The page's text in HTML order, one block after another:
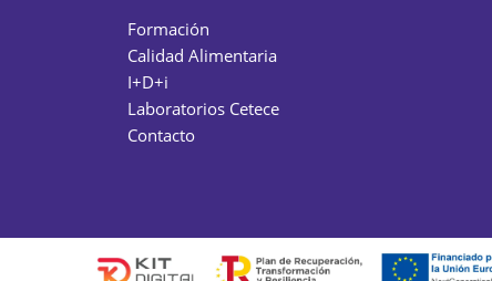
Formación
Calidad Alimentaria
I+D+i
Laboratorios Cetece
Contacto